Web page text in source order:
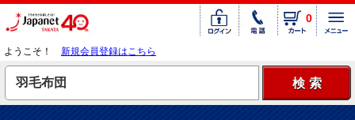
0
ようこそ！ 新規会員登録はこちら